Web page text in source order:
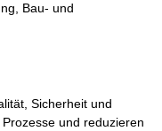
Bau- und
Sicherheit und
und reduzieren